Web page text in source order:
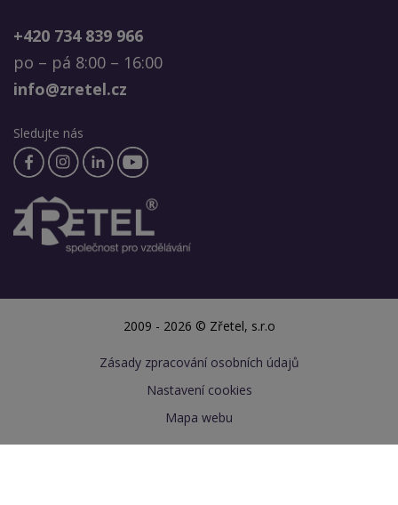
+420 734 839 966
po – pá 8:00 – 16:00
info@zretel.cz
Sledujte nás
2009 - 2026 © Zřetel, s.r.o
Zásady zpracování osobních údajů
Nastavení cookies
Mapa webu